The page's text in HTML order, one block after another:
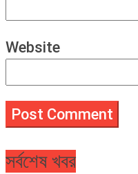
Website
সর্বশেষ খবর